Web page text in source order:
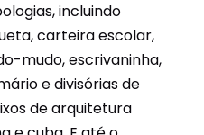
incluindo
carteira escolar,
mudo, escrivaninha,
e divisórias de
de arquitetura